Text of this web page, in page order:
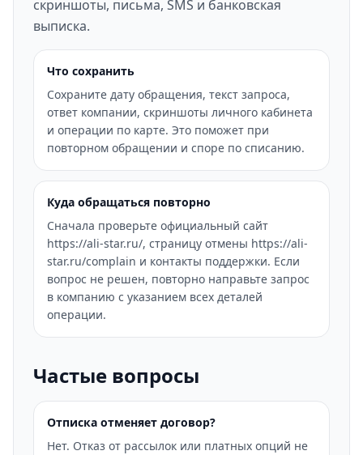
скриншоты, письма, SMS и банковская
выписка.
Что сохранить
Сохраните дату обращения, текст запроса,
ответ компании, скриншоты личного кабинета
и операции по карте. Это поможет при
повторном обращении и споре по списанию.
Куда обращаться повторно
Сначала проверьте официальный сайт
https://ali-star.ru/, страницу отмены https://ali-
star.ru/complain и контакты поддержки. Если
вопрос не решен, повторно направьте запрос
в компанию с указанием всех деталей
операции.
Частые вопросы
Отписка отменяет договор?
Нет. Отказ от рассылок или платных опций не